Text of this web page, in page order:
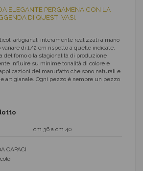
ELEGANTE PERGAMENA CON LA
DI QUESTI VASI.
artigianali interamente realizzati a mano
di 1/2 cm rispetto a quelle indicate.
del forno o la stagionalità di produzione
influire su minime tonalità di colore e
del manufatto che sono naturali e
artigianale. Ogni pezzo è sempre un pezzo
cm 36 a cm 40
CAPACI